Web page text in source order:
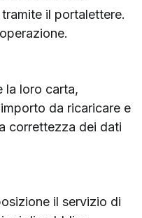
il portalettere.
la loro carta,
da ricaricare e
correttezza dei dati
il servizio di